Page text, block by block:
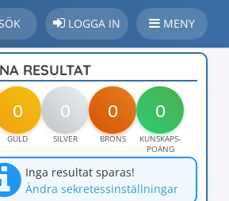
LOGGA IN MENY
RESULTAT
0 0 0 0
GULD SILVER BRONS
KUNSKAPS-
POÄNG
Inga resultat sparas!
Ändra sekretessinställningar